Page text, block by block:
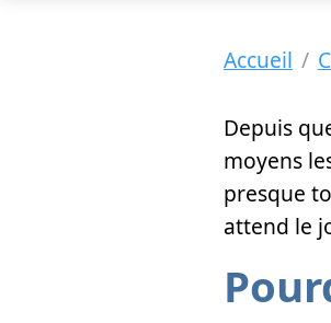
Accueil
Depuis
moyens
presque
attend le